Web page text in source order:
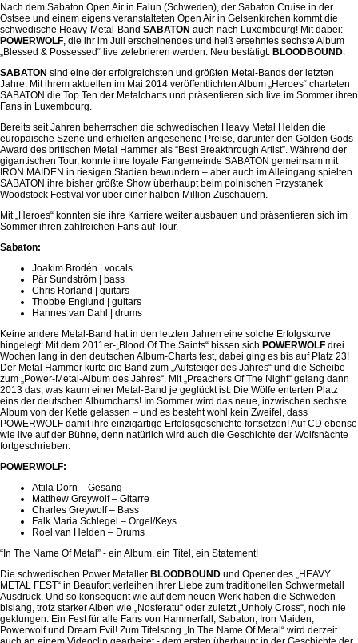
Nach dem Sabaton Open Air in Falun (Schweden), der Sabaton Cruise in der
Ostsee und einem eigens veranstalteten Open Air in Gelsenkirchen kommt die
schwedische Heavy-Metal-Band SABATON auch nach Luxembourg! Mit dabei:
POWERWOLF, die ihr im Juli erscheinendes und heiß ersehntes sechste Album
„Blessed & Possessed“ live zelebrieren werden. Neu bestätigt: BLOODBOUND.
SABATON sind eine der erfolgreichsten und größten Metal-Bands der letzten
Jahre. Mit ihrem aktuellen im Mai 2014 veröffentlichten Album „Heroes“ charteten
SABATON die Top Ten der Metalcharts und präsentieren sich live im Sommer ihren
Fans in Luxembourg.
Bereits seit Jahren beherrschen die schwedischen Heavy Metal Helden die
europäische Szene und erhielten angesehene Preise, darunter den Golden Gods
Award des britischen Metal Hammer als “Best Breakthrough Artist”. Während der
gigantischen Tour, konnte ihre loyale Fangemeinde SABATON gemeinsam mit
IRON MAIDEN in riesigen Stadien bewundern – aber auch im Alleingang spielten
SABATON ihre bisher größte Show überhaupt beim polnischen Przystanek
Woodstock Festival vor über einer halben Million Zuschauern.
Mit „Heroes“ konnten sie ihre Karriere weiter ausbauen und präsentieren sich im
Sommer ihren zahlreichen Fans auf Tour.
Sabaton:
Joakim Brodén | vocals
Pär Sundström | bass
Chris Rörland | guitars
Thobbe Englund | guitars
Hannes van Dahl | drums
Keine andere Metal-Band hat in den letzten Jahren eine solche Erfolgskurve
hingelegt: Mit dem 2011er-„Blood Of The Saints“ bissen sich POWERWOLF drei
Wochen lang in den deutschen Album-Charts fest, dabei ging es bis auf Platz 23!
Der Metal Hammer kürte die Band zum „Aufsteiger des Jahres“ und die Scheibe
zum „Power-Metal-Album des Jahres“. Mit „Preachers Of The Night“ gelang dann
2013 das, was kaum einer Metal-Band je geglückt ist: Die Wölfe enterten Platz
eins der deutschen Albumcharts! Im Sommer wird das neue, inzwischen sechste
Album von der Kette gelassen – und es besteht wohl kein Zweifel, dass
POWERWOLF damit ihre einzigartige Erfolgsgeschichte fortsetzen! Auf CD ebenso
wie live auf der Bühne, denn natürlich wird auch die Geschichte der Wolfsnächte
fortgeschrieben.
POWERWOLF:
Attila Dorn – Gesang
Matthew Greywolf – Gitarre
Charles Greywolf – Bass
Falk Maria Schlegel – Orgel/Keys
Roel van Helden – Drums
“In The Name Of Metal” - ein Album, ein Titel, ein Statement!
Die schwedischen Power Metaller BLOODBOUND und Opener des „HEAVY
METAL FEST“ in Beaufort verleihen ihrer Liebe zum traditionellen Schwermetall
Ausdruck. Und so konsequent wie auf dem neuen Werk haben die Schweden
bislang, trotz starker Alben wie „Nosferatu“ oder zuletzt „Unholy Cross“, noch nie
geklungen. Ein Fest für alle Fans von Hammerfall, Sabaton, Iron Maiden,
Powerwolf und Dream Evil! Zum Titelsong „In The Name Of Metal“ wird derzeit